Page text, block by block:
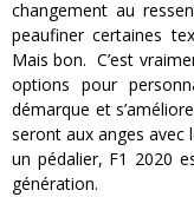
changement au
peaufiner certaines
Mais bon. C’est
options pour
démarque et
seront aux anges avec
un pédalier, F1 2020
génération.